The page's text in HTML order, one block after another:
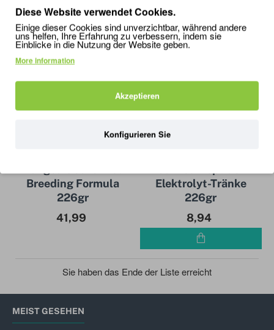
Pangea Fruit Mix
Vollständige Gecko-
Diät Banane/Aprikose
226gr
Pangea Fruit Mix
Vollständige Gecko-
Diät Banane/Papaya
226gr
DERZEIT NICHT VERFÜGBAR!
Breeding Formula
226gr
41,99
Elektrolyt-Tränke
226gr
8,94
Sie haben das Ende der Liste erreicht
MEIST GESEHEN
Diese Website verwendet Cookies.
Einige dieser Cookies sind unverzichtbar, während andere
uns helfen, Ihre Erfahrung zu verbessern, indem sie
Einblicke in die Nutzung der Website geben.
More information
Akzeptieren
Konfigurieren Sie